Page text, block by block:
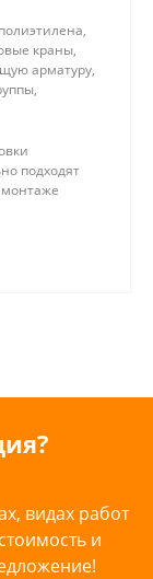
краны,
арматуру,
подходят
монтаже
видах работ
и